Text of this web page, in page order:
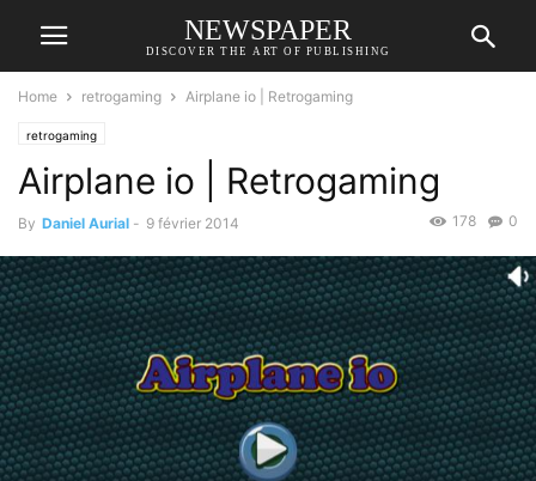
NEWSPAPER
DISCOVER THE ART OF PUBLISHING
Home retrogaming Airplane io | Retrogaming
retrogaming
Airplane io | Retrogaming
By Daniel Aurial - 9 février 2014 0
178